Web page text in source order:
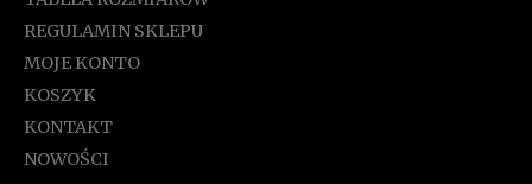
REGULAMIN SKLEPU
MOJE KONTO
KOSZYK
KONTAKT
NOWOŚCI